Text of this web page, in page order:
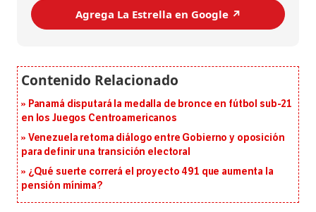
Agrega La Estrella en Google ↗️
Panamá disputará la medalla de bronce en fútbol sub-21
en los Juegos Centroamericanos
Venezuela retoma diálogo entre Gobierno y oposición
para definir una transición electoral
¿Qué suerte correrá el proyecto 491 que aumenta la
pensión mínima?